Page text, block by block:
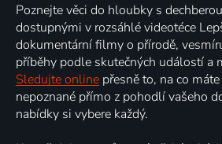
Poznejte věci do hloubky s
dostupnými v rozsáhlé videotéce
dokumentární filmy o přírodě,
příběhy podle skutečných událostí a
Sledujte online přesně to, na co
nepoznané přímo z pohodlí vašeho
nabídky si vybere každý.